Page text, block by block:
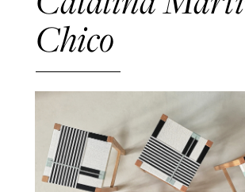
Chico